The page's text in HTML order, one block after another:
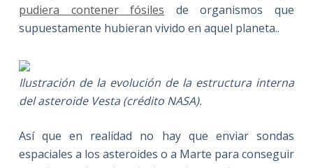
pudiera contener fósiles de organismos que
supuestamente hubieran vivido en aquel planeta..
Ilustración de la evolución de la estructura interna
del asteroide Vesta (crédito NASA).
Así que en realidad no hay que enviar sondas
espaciales a los asteroides o a Marte para conseguir